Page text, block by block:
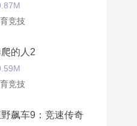
竞技
的人2
竞技
飙车9：竞速传奇